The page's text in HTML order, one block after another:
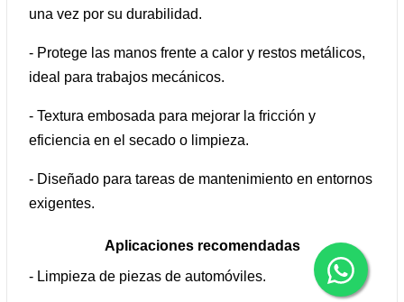
una vez por su durabilidad.
- Protege las manos frente a calor y restos metálicos,
ideal para trabajos mecánicos.
- Textura embosada para mejorar la fricción y
eficiencia en el secado o limpieza.
- Diseñado para tareas de mantenimiento en entornos
exigentes.
Aplicaciones recomendadas
- Limpieza de piezas de automóviles.